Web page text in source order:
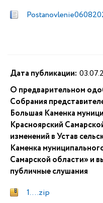
Дата публикации:
О предварительном
Собрания
Большая Каменка
Красноярский
изменений в Устав
Каменка
Самарской области» и
публичные слушания
1. . . .zip